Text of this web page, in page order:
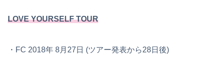
LOVE YOURSELF TOUR
・FC 2018年 8月27日 (ツアー発表から28日後)